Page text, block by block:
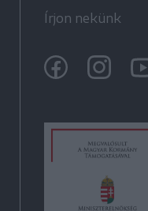
Írjon nekünk